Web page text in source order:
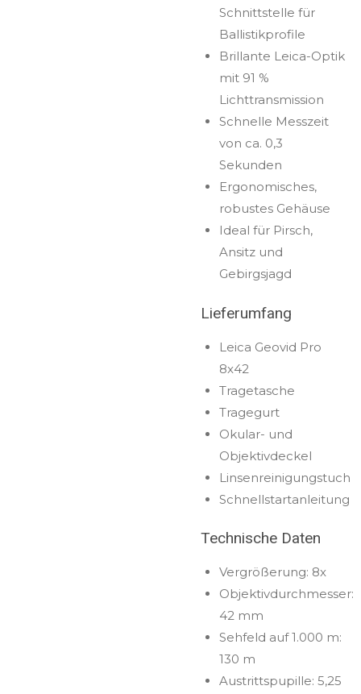
Schnittstelle für
Ballistikprofile
Brillante Leica-Optik
mit 91 %
Lichttransmission
Schnelle Messzeit
von ca. 0,3
Sekunden
Ergonomisches,
robustes Gehäuse
Ideal für Pirsch,
Ansitz und
Gebirgsjagd
Lieferumfang
Leica Geovid Pro
8x42
Tragetasche
Tragegurt
Okular- und
Objektivdeckel
Linsenreinigungstuch
Schnellstartanleitung
Technische Daten
Vergrößerung: 8x
Objektivdurchmesser:
42 mm
Sehfeld auf 1.000 m:
130 m
Austrittspupille: 5,25